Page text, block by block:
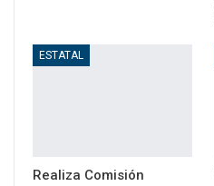
ESTATAL
Realiza Comisión